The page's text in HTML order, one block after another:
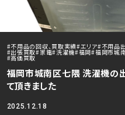
#不用品の回収、買取実績#エリア#不用品
#出張買取#家電#洗濯機#福岡#福岡市城
#高価買取
福岡市城南区七隈 洗濯機の
て頂きました
2025.12.18